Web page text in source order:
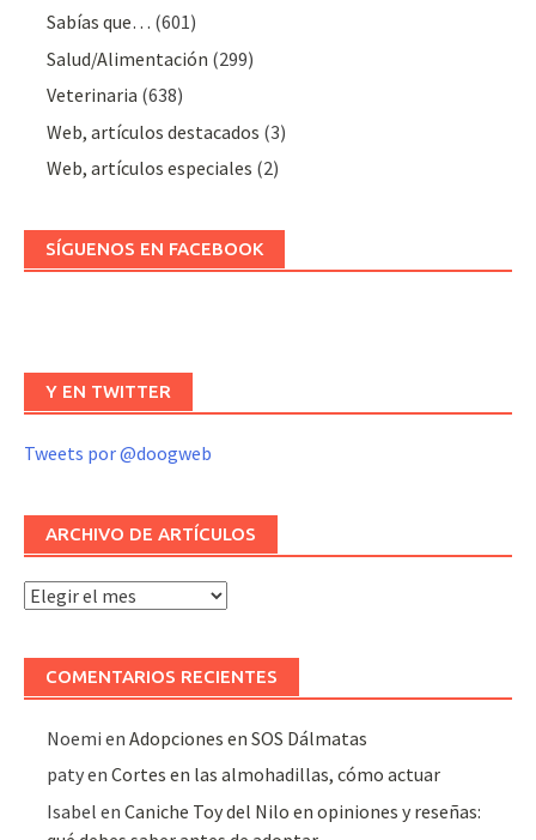
Sabías que… (601)
Salud/Alimentación (299)
Veterinaria (638)
Web, artículos destacados (3)
Web, artículos especiales (2)
SÍGUENOS EN FACEBOOK
Y EN TWITTER
Tweets por @doogweb
ARCHIVO DE ARTÍCULOS
Archivo
COMENTARIOS RECIENTES
Noemi enAdopciones en SOS Dálmatas
patyenCortes en las almohadillas, cómo actuar
Isabel enCaniche Toy del Nilo en opiniones y reseñas: